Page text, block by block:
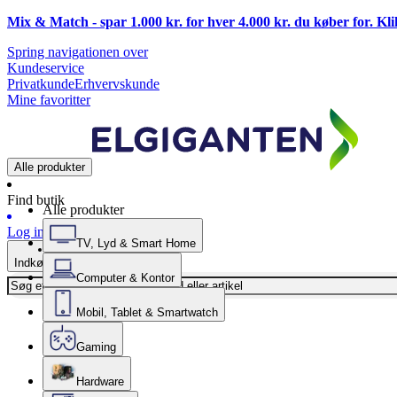
Mix & Match - spar 1.000 kr. for hver 4.000 kr. du køber for.
Spring navigationen over
Kundeservice
PrivatkundeErhvervskunde
Mine favoritter
Alle produkter
Find butik
Log ind
Indkøbskurv
Alle produkter
TV, Lyd & Smart Home
Computer & Kontor
Mobil, Tablet & Smartwatch
Gaming
Hardware